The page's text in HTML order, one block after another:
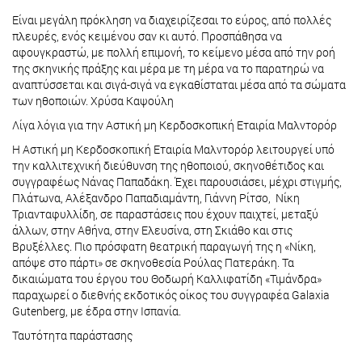
Είναι μεγάλη πρόκληση να διαχειρίζεσαι το εύρος, από πολλές
πλευρές, ενός κειμένου σαν κι αυτό. Προσπάθησα να
αφουγκραστώ, με πολλή επιμονή, το κείμενο μέσα από την ροή
της σκηνικής πράξης και μέρα με τη μέρα να το παρατηρώ να
αναπτύσσεται και σιγά-σιγά να εγκαθίσταται μέσα από τα σώματα
των ηθοποιών. Χρύσα Καψούλη
Λίγα λόγια για την Αστική μη Κερδοσκοπική Εταιρία Μαλντορόρ
Η Αστική μη Κερδοσκοπική Εταιρία Μαλντορόρ λειτουργεί υπό
την καλλιτεχνική διεύθυνση της ηθοποιού, σκηνοθέτιδος και
συγγραφέως Νάνας Παπαδάκη. Έχει παρουσιάσει, μέχρι στιγμής,
Πλάτωνα, Αλέξανδρο Παπαδιαμάντη, Γιάννη Ρίτσο, Νίκη
Τριανταφυλλίδη, σε παραστάσεις που έχουν παιχτεί, μεταξύ
άλλων, στην Αθήνα, στην Ελευσίνα, στη Σκιάθο και στις
Βρυξέλλες. Πιο πρόσφατη θεατρική παραγωγή της η «Νίκη,
απόψε στο πάρτι» σε σκηνοθεσία Ρούλας Πατεράκη. Τα
δικαιώματα του έργου του Θοδωρή Καλλιφατίδη «Τιμάνδρα»
παραχωρεί ο διεθνής εκδοτικός οίκος του συγγραφέα Galaxia
Gutenberg, με έδρα στην Ισπανία.
Ταυτότητα παράστασης